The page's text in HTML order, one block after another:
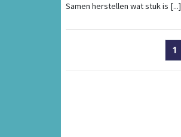
Samen herstellen wat stuk is [...]
1